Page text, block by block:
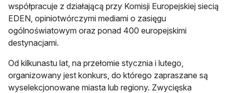
współpracuje z działającą przy Komisji Europejskiej siecią
EDEN, opiniotwórczymi mediami o zasięgu
ogólnoświatowym oraz ponad 400 europejskimi
destynacjami.
Od kilkunastu lat, na przełomie stycznia i lutego,
organizowany jest konkurs, do którego zapraszane są
wyselekcjonowane miasta lub regiony. Zwycięska